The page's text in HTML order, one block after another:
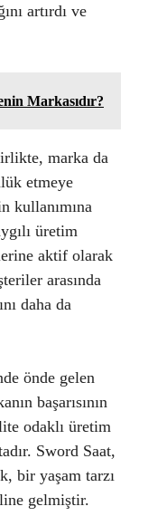
artırdı ve
Markasıdır?
marka da
etmeye
kullanımına
üretim
aktif olarak
arasında
daha da
önde gelen
başarısının
odaklı üretim
Sword Saat,
bir yaşam tarzı
gelmiştir.